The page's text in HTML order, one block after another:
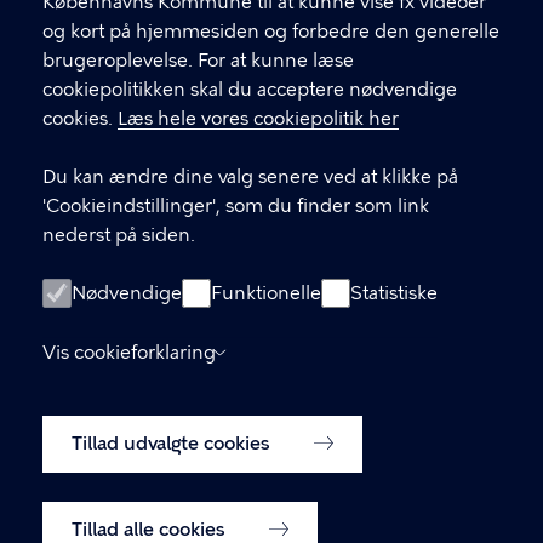
og kort på hjemmesiden og forbedre den generelle
brugeroplevelse. For at kunne læse
cookiepolitikken skal du acceptere nødvendige
cookies. Læs hele vores cookiepolitik her
Du kan ændre dine valg senere ved at klikke på
'Cookieindstillinger', som du finder som link
nederst på siden.
Nødvendige Funktionelle Statistiske
Vis cookieforklaring
Tillad udvalgte cookies
Tillad alle cookies
CVR-nummer64942212
GENVEJE
Digital Post
Databeskyttelse
Tilgængelighedserklæring
Om hjemmesiden
Cookiepolitik